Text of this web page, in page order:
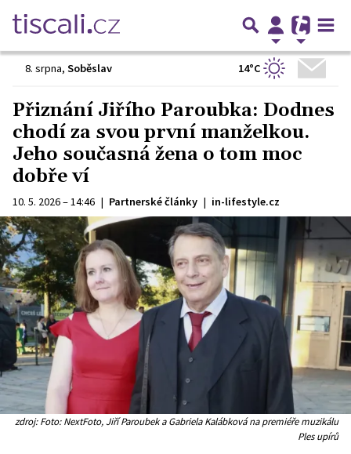
8. srpna, Soběslav 14°C
Přiznání Jiřího Paroubka: Dodnes
chodí za svou první manželkou.
Jeho současná žena o tom moc
dobře ví
10. 5. 2026 – 14:46 | Partnerské články | in-lifestyle.cz
zdroj: Foto: NextFoto, Jiří Paroubek a Gabriela Kalábková na premiéře muzikálu
Ples upírů